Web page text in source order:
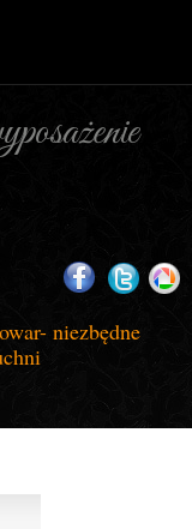
niezbędne